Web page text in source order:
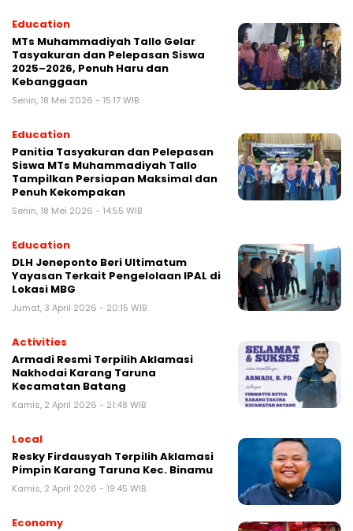
Education
MTs Muhammadiyah Tallo Gelar
Tasyakuran dan Pelepasan Siswa
2025–2026, Penuh Haru dan
Kebanggaan
Senin, 18 Mei 2026 - 15:17 WIB
Education
Panitia Tasyakuran dan Pelepasan
Siswa MTs Muhammadiyah Tallo
Tampilkan Persiapan Maksimal dan
Penuh Kekompakan
Senin, 18 Mei 2026 - 14:55 WIB
Education
DLH Jeneponto Beri Ultimatum
Yayasan Terkait Pengelolaan IPAL di
Lokasi MBG
Jumat, 3 April 2026 - 20:15 WIB
Activities
Armadi Resmi Terpilih Aklamasi
Nakhodai Karang Taruna
Kecamatan Batang
Kamis, 2 April 2026 - 21:48 WIB
Local
Resky Firdausyah Terpilih Aklamasi
Pimpin Karang Taruna Kec. Binamu
Kamis, 2 April 2026 - 19:45 WIB
Economy